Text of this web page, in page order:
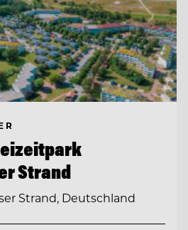
Strand
Strand, Deutschland